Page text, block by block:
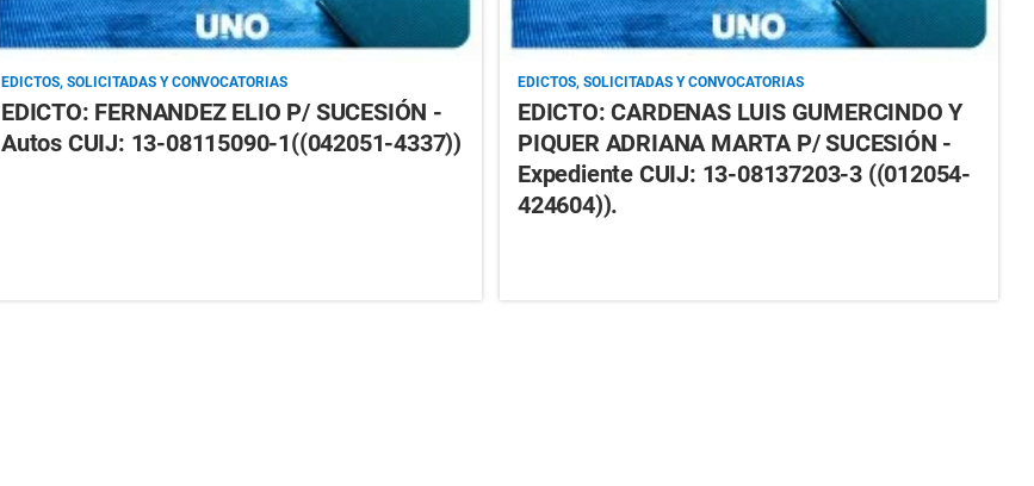
EDICTOS, SOLICITADAS Y CONVOCATORIAS
EDICTO: FERNANDEZ ELIO P/ SUCESIÓN -
Autos CUIJ: 13-08115090-1((042051-4337))
EDICTOS, SOLICITADAS Y CONVOCATORIAS
EDICTO: CARDENAS LUIS GUMERCINDO Y
PIQUER ADRIANA MARTA P/ SUCESIÓN -
Expediente CUIJ: 13-08137203-3 ((012054-
424604)).